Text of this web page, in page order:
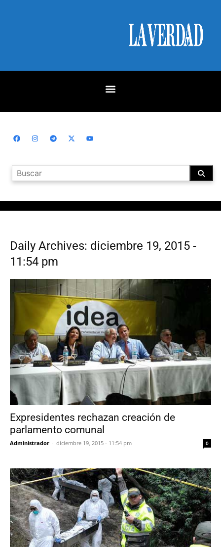
Daily Archives: diciembre 19, 2015 -
11:54 pm
Expresidentes rechazan creación de
parlamento comunal
Administrador - diciembre 19, 2015 - 11:54 pm 0